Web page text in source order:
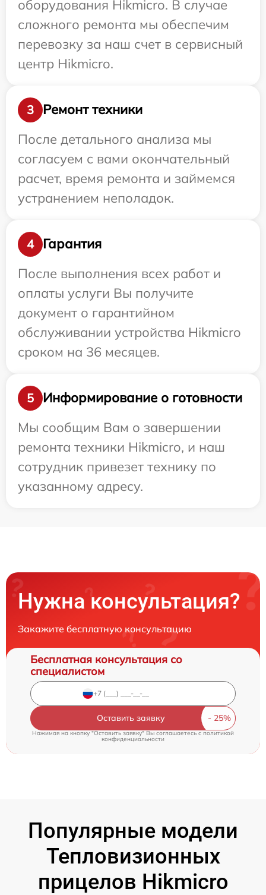
оборудования Hikmicro. В случае
сложного ремонта мы обеспечим
перевозку за наш счет в сервисный
центр Hikmicro.
3
Ремонт техники
После детального анализа мы
согласуем с вами окончательный
расчет, время ремонта и займемся
устранением неполадок.
4
Гарантия
После выполнения всех работ и
оплаты услуги Вы получите
документ о гарантийном
обслуживании устройства Hikmicro
сроком на 36 месяцев.
5
Информирование о готовности
Мы сообщим Вам о завершении
ремонта техники Hikmicro, и наш
сотрудник привезет технику по
указанному адресу.
Нужна консультация?
Закажите бесплатную консультацию
Бесплатная консультация со
специалистом
Оставить заявку
Нажимая на кнопку "Оставить заявку" Вы соглашаетесь cполитикой
конфиденциальности
Популярные модели
Тепловизионных
прицелов Hikmicro